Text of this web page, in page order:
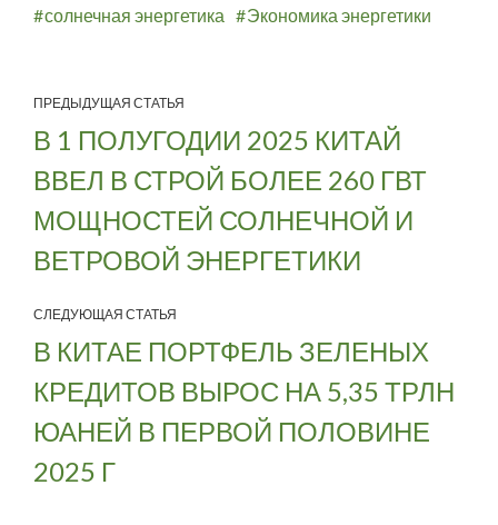
солнечная энергетика
Экономика энергетики
ПРЕДЫДУЩАЯ СТАТЬЯ
В 1 ПОЛУГОДИИ 2025 КИТАЙ
ВВЕЛ В СТРОЙ БОЛЕЕ 260 ГВТ
МОЩНОСТЕЙ СОЛНЕЧНОЙ И
ВЕТРОВОЙ ЭНЕРГЕТИКИ
СЛЕДУЮЩАЯ СТАТЬЯ
В КИТАЕ ПОРТФЕЛЬ ЗЕЛЕНЫХ
КРЕДИТОВ ВЫРОС НА 5,35 ТРЛН
ЮАНЕЙ В ПЕРВОЙ ПОЛОВИНЕ
2025 Г